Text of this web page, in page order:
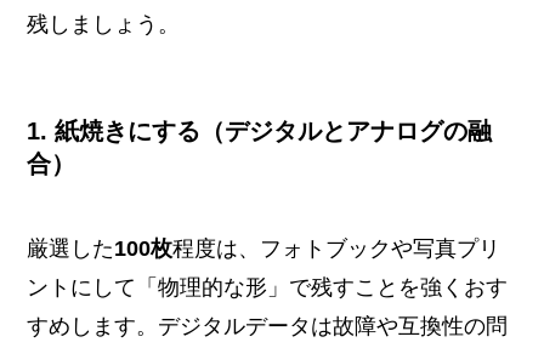
残しましょう。
1. 紙焼きにする（デジタルとアナログの融
合）
厳選した100枚程度は、フォトブックや写真プリ
ントにして「物理的な形」で残すことを強くおす
すめします。デジタルデータは故障や互換性の問